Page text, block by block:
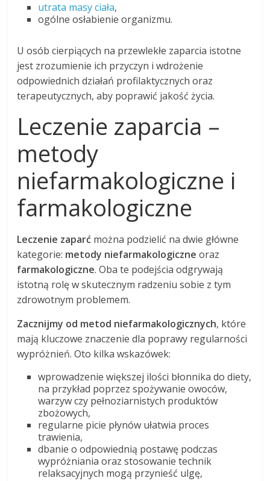
utrata masy ciała,
ogólne osłabienie organizmu.
U osób cierpiących na przewlekłe zaparcia istotne
jest zrozumienie ich przyczyn i wdrożenie
odpowiednich działań profilaktycznych oraz
terapeutycznych, aby poprawić jakość życia.
Leczenie zaparcia –
metody
niefarmakologiczne i
farmakologiczne
Leczenie zaparć można podzielić na dwie główne
kategorie: metody niefarmakologiczne oraz
farmakologiczne. Oba te podejścia odgrywają
istotną rolę w skutecznym radzeniu sobie z tym
zdrowotnym problemem.
Zacznijmy od metod niefarmakologicznych, które
mają kluczowe znaczenie dla poprawy regularności
wypróżnień. Oto kilka wskazówek:
wprowadzenie większej ilości błonnika do diety,
na przykład poprzez spożywanie owoców,
warzyw czy pełnoziarnistych produktów
zbożowych,
regularne picie płynów ułatwia proces
trawienia,
dbanie o odpowiednią postawę podczas
wypróżniania oraz stosowanie technik
relaksacyjnych mogą przynieść ulgę,